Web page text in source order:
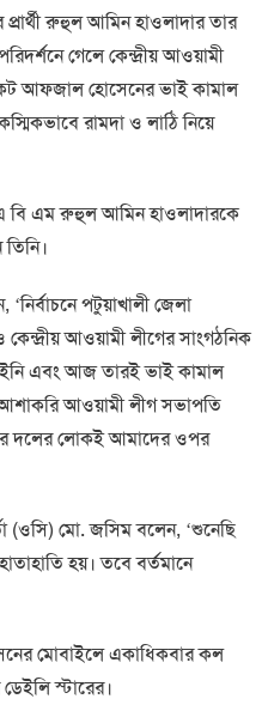
রুহুল আমিন হাওলাদার তার
গেলে কেন্দ্রীয় আওয়ামী
আফজাল হোসেনের ভাই কামাল
রামদা ও লাঠি নিয়ে
বি এম রুহুল আমিন হাওলাদারকে
পটুয়াখালী জেলা
আওয়ামী লীগের সাংগঠনিক
এবং আজ তারই ভাই কামাল
আওয়ামী লীগ সভাপতি
দলের লোকই আমাদের ওপর
(ওসি) মো. জসিম বলেন, ‘শুনেছি
হয়। তবে বর্তমানে
মোবাইলে একাধিকবার কল
স্টারের।